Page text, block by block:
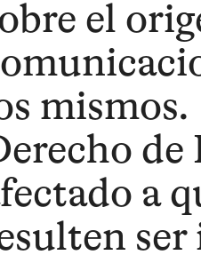
el
mismos.
de
a
ser